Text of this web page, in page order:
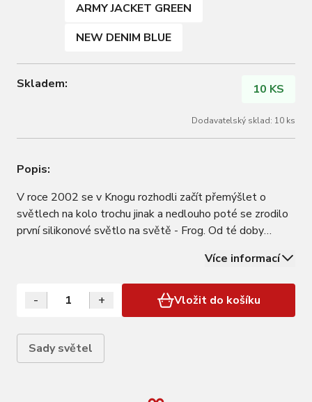
ARMY JACKET GREEN
NEW DENIM BLUE
Skladem: 10 KS
Dodavatelský sklad: 10 ks
Popis:
V roce 2002 se v Knogu rozhodli začít přemýšlet o
světlech na kolo trochu jinak a nedlouho poté se zrodilo
první silikonové světlo na světě - Frog. Od té doby
nikdy ne úplně napodobených. Nyní, o 20 let později, je
Frog zpět a lepší než kdy…
Více informací
- + Vložit do košíku
Sady světel